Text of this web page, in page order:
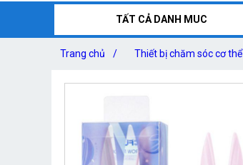
TẤT CẢ DANH MUC
Trang chủ / Thiết bị chăm sóc cơ thể